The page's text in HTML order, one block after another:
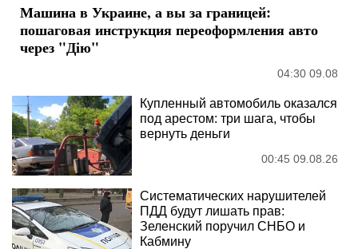
Машина в Украине, а вы за границей:
пошаговая инструкция переоформления авто
через "Дію"
04:30 09.08
Купленный автомобиль оказался
под арестом: три шага, чтобы
вернуть деньги
00:45 09.08.26
Систематических нарушителей
ПДД будут лишать прав:
Зеленский поручил СНБО и
Кабмину